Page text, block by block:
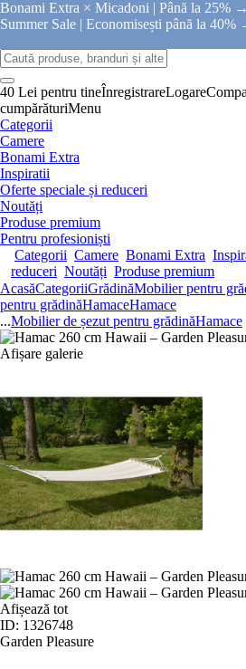
Bonami Extra × Micadoni | Până la 25% →
Summer Sale | Economisești până la 40%
40 Lei pentru tineÎnregistrareLogare
cumpărăturiMenu
Categorii
Camere
Bonami Extra
Inspiratii
Oferte speciale și reduceri
Noutăți
Produse premium
Pentru profesioniști
Categorii Camere Bonami Extra
reduceri Noutăți Produse premium
AcasăCategoriiGrădinăMobilier pentru
pentru grădinăHamaceHamace
...Mobilier de șezut pentru grădinăHamace
Afișare galerie
Afișează tot
ID: 1326748
Garden Pleasure